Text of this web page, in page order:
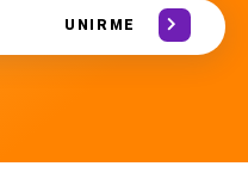
UNIRME